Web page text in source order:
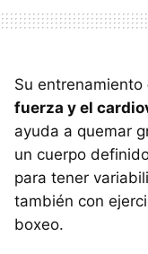
Su entrenamiento
fuerza y el
ayuda a quemar
un cuerpo
para tener
también con
boxeo.